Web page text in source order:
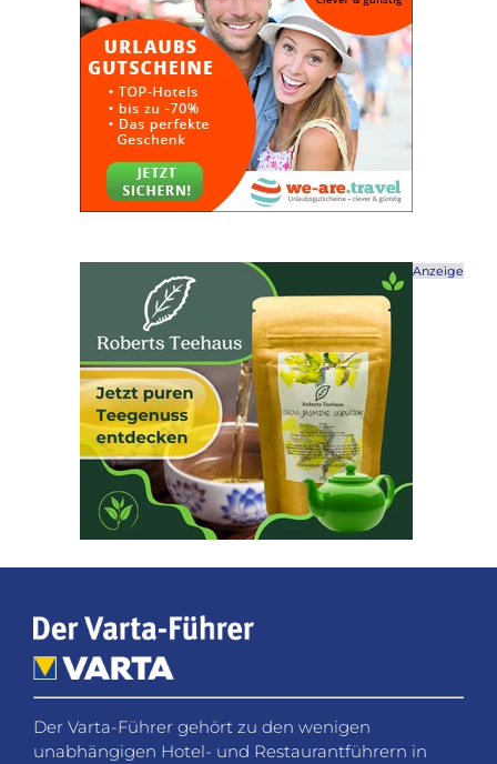
Anzeige
Der Varta-Führer gehört zu den wenigen
unabhängigen Hotel- und Restaurantführern in